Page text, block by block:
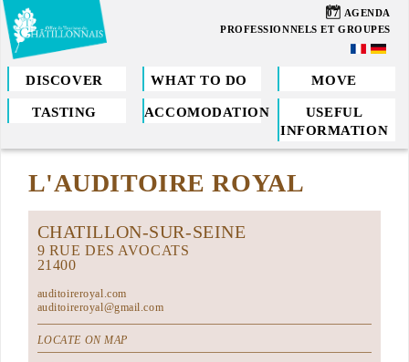
Skip
to
main
content
07 AGENDA
PROFESSIONNELS ET GROUPES
DISCOVER WHAT TO DO MOVE
TASTING ACCOMODATION
USEFUL
INFORMATION
You
are
hereL'AUDITOIRE ROYAL
CHATILLON-SUR-SEINE
9 RUE DES AVOCATS
21400
auditoireroyal.com
auditoireroyal@gmail.com
LOCATE ON MAP